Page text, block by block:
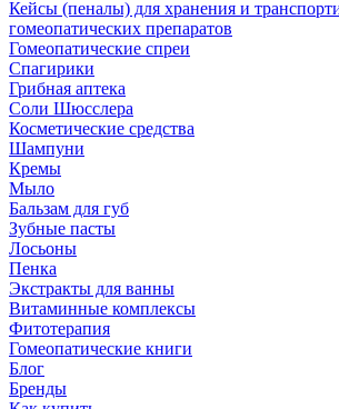
Кейсы (пеналы) для хранения и
гомеопатических препаратов
Гомеопатические спреи
Спагирики
Грибная аптека
Соли Шюсслера
Косметические средства
Шампуни
Кремы
Мыло
Бальзам для губ
Зубные пасты
Лосьоны
Пенка
Экстракты для ванны
Витаминные комплексы
Фитотерапия
Гомеопатические книги
Блог
Бренды